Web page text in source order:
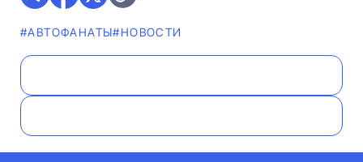
#AВТОФАНАТЫ#НОВОСТИ